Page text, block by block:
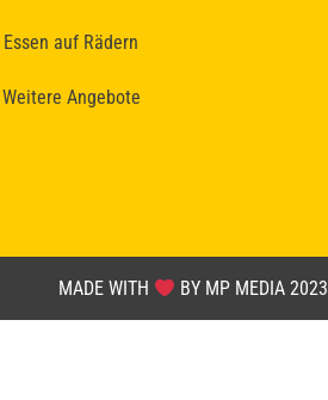
Essen auf Rädern
Weitere Angebote
MADE WITH BY MP MEDIA 2023